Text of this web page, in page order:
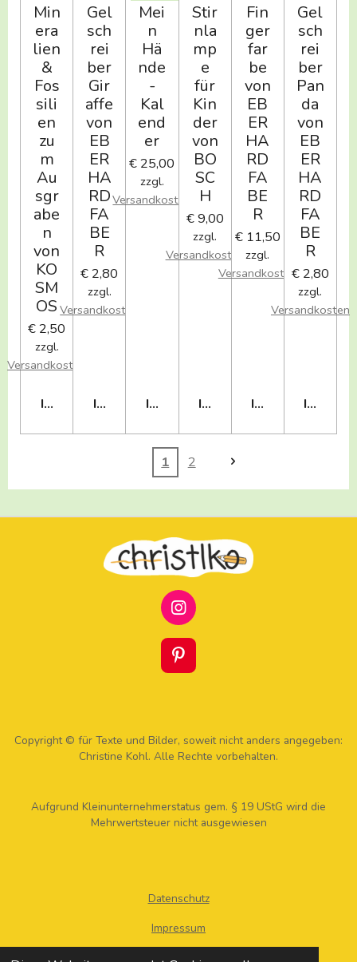
Min
era
lien
&
Fos
sili
en
zu
m
Au
sgr
abe
n
von
KO
SM
OS
€ 2,50
zzgl.
Versandkosten
IN DEN WARENKORB
Gel
sch
rei
ber
Gir
affe
von
EB
ER
HA
RD
FA
BE
R
€ 2,80
zzgl.
Versandkosten
IN DEN WARENKORB
Mei
n
Hä
nde
-
Kal
end
er
€ 25,00
zzgl.
Versandkosten
IN DEN WARENKORB
Stir
nla
mp
e
für
Kin
der
von
BO
SC
H
€ 9,00
zzgl.
Versandkosten
IN DEN WARENKORB
Fin
ger
far
be
von
EB
ER
HA
RD
FA
BE
R
€ 11,50
zzgl.
Versandkosten
IN DEN
Gel
sch
rei
ber
Pan
da
von
EB
ER
HA
RD
FA
BE
R
€ 2,80
zzgl.
Versandkosten
IN DEN
1 2
I
N
S
T
A
M
P
I
R
E
Copyright © für Texte und Bilder, soweit nicht anders angegeben:
Christine Kohl. Alle Rechte vorbehalten.
Aufgrund Kleinunternehmerstatus gem. § 19 UStG wird die
Mehrwertsteuer nicht ausgewiesen
Datenschutz
Impressum
AGB